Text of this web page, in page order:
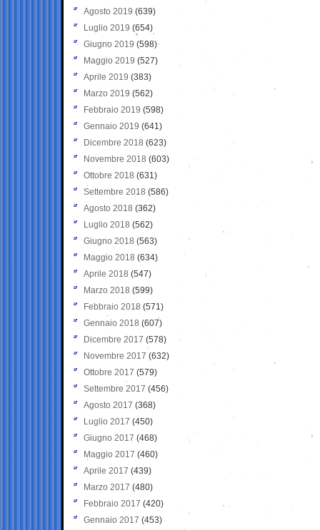
Agosto 2019 (639)
Luglio 2019 (654)
Giugno 2019 (598)
Maggio 2019 (527)
Aprile 2019 (383)
Marzo 2019 (562)
Febbraio 2019 (598)
Gennaio 2019 (641)
Dicembre 2018 (623)
Novembre 2018 (603)
Ottobre 2018 (631)
Settembre 2018 (586)
Agosto 2018 (362)
Luglio 2018 (562)
Giugno 2018 (563)
Maggio 2018 (634)
Aprile 2018 (547)
Marzo 2018 (599)
Febbraio 2018 (571)
Gennaio 2018 (607)
Dicembre 2017 (578)
Novembre 2017 (632)
Ottobre 2017 (579)
Settembre 2017 (456)
Agosto 2017 (368)
Luglio 2017 (450)
Giugno 2017 (468)
Maggio 2017 (460)
Aprile 2017 (439)
Marzo 2017 (480)
Febbraio 2017 (420)
Gennaio 2017 (453)